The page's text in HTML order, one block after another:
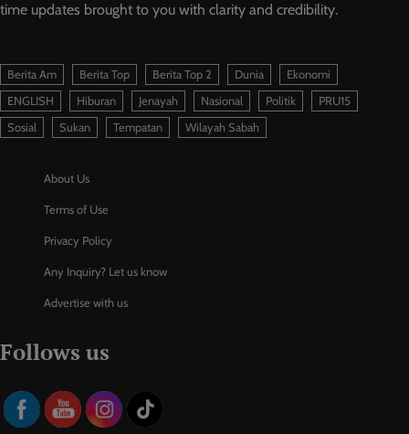
time updates brought to you with clarity and credibility.
Berita Am Berita Top Berita Top 2 Dunia
Ekonomi
ENGLISH
Hiburan Jenayah Nasional Politik
PRU15
Sosial
Sukan Tempatan Wilayah Sabah
About Us
Terms of Use
Privacy Policy
Any Inquiry? Let us know
Advertise with us
Follows us